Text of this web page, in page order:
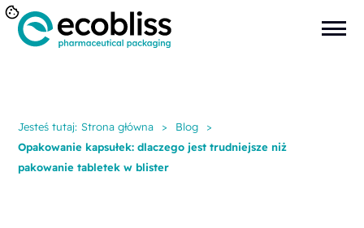
Jesteś tutaj: Strona główna > Blog
>
Opakowanie kapsułek: dlaczego jest trudniejsze niż
pakowanie tabletek w blister